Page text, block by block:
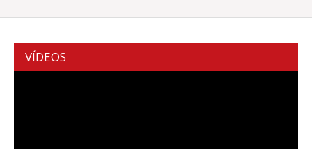
VÍDEOS